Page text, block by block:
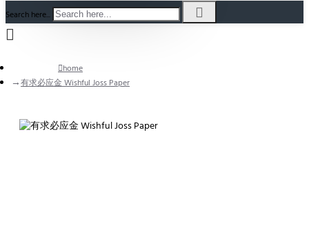
Search here...
home
有求必应金 Wishful Joss Paper